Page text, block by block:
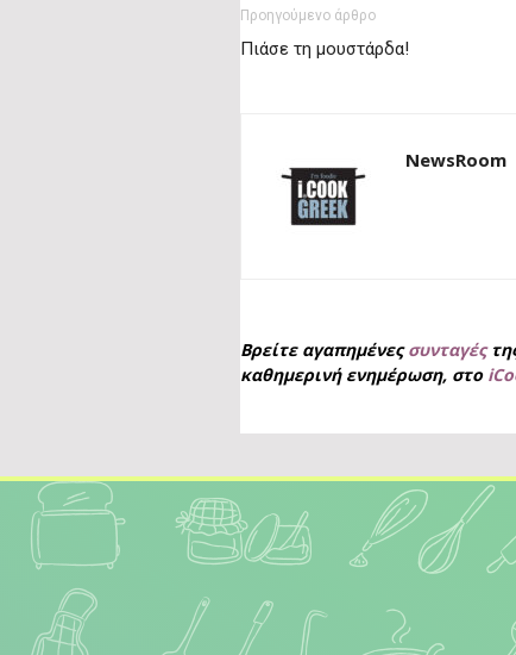
Προηγούμενο άρθρο
Πιάσε τη μουστάρδα!
NewsRoom
Βρείτε αγαπημένεςσυνταγές
καθημερινή ενημέρωση, στο